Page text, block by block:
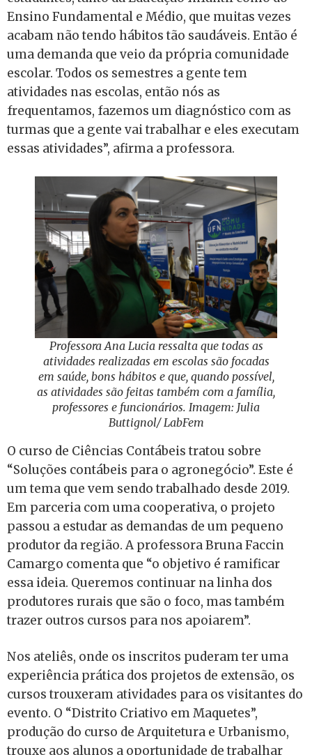
Ensino Fundamental e Médio, que muitas vezes
acabam não tendo hábitos tão saudáveis. Então é
uma demanda que veio da própria comunidade
escolar. Todos os semestres a gente tem
atividades nas escolas, então nós as
frequentamos, fazemos um diagnóstico com as
turmas que a gente vai trabalhar e eles executam
essas atividades”, afirma a professora.
Professora Ana Lucia ressalta que todas as
atividades realizadas em escolas são focadas
em saúde, bons hábitos e que, quando possível,
as atividades são feitas também com a família,
professores e funcionários. Imagem: Julia
Buttignol/ LabFem
O curso de Ciências Contábeis tratou sobre
“Soluções contábeis para o agronegócio”. Este é
um tema que vem sendo trabalhado desde 2019.
Em parceria com uma cooperativa, o projeto
passou a estudar as demandas de um pequeno
produtor da região. A professora Bruna Faccin
Camargo comenta que “o objetivo é ramificar
essa ideia. Queremos continuar na linha dos
produtores rurais que são o foco, mas também
trazer outros cursos para nos apoiarem”.
Nos ateliês, onde os inscritos puderam ter uma
experiência prática dos projetos de extensão, os
cursos trouxeram atividades para os visitantes do
evento. O “Distrito Criativo em Maquetes”,
produção do curso de Arquitetura e Urbanismo,
trouxe aos alunos a oportunidade de trabalhar